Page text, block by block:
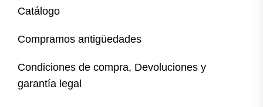
Catálogo
Compramos antigüedades
Condiciones de compra, Devoluciones y
garantía legal